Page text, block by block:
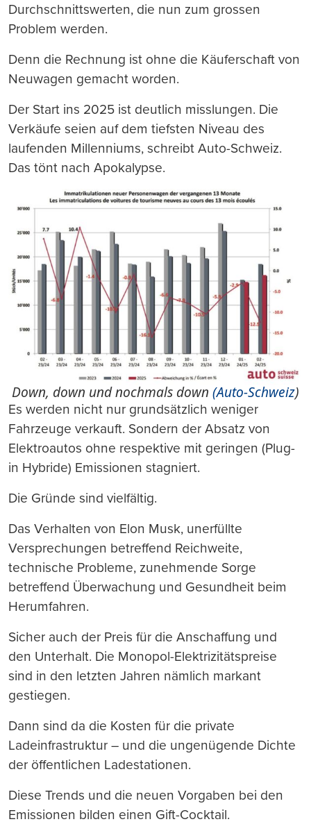
Durchschnittswerten, die nun zum grossen
Problem werden.
Denn die Rechnung ist ohne die Käuferschaft von
Neuwagen gemacht worden.
Der Start ins 2025 ist deutlich misslungen. Die
Verkäufe seien auf dem tiefsten Niveau des
laufenden Millenniums, schreibt Auto-Schweiz.
Das tönt nach Apokalypse.
Down, down und nochmals down (Auto-Schweiz)
Es werden nicht nur grundsätzlich weniger
Fahrzeuge verkauft. Sondern der Absatz von
Elektroautos ohne respektive mit geringen (Plug-
in Hybride) Emissionen stagniert.
Die Gründe sind vielfältig.
Das Verhalten von Elon Musk, unerfüllte
Versprechungen betreffend Reichweite,
technische Probleme, zunehmende Sorge
betreffend Überwachung und Gesundheit beim
Herumfahren.
Sicher auch der Preis für die Anschaffung und
den Unterhalt. Die Monopol-Elektrizitätspreise
sind in den letzten Jahren nämlich markant
gestiegen.
Dann sind da die Kosten für die private
Ladeinfrastruktur – und die ungenügende Dichte
der öffentlichen Ladestationen.
Diese Trends und die neuen Vorgaben bei den
Emissionen bilden einen Gift-Cocktail.